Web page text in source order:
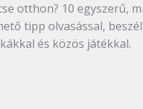
otthon? 10 egyszerű,
tipp olvasással,
és közös játékkal.